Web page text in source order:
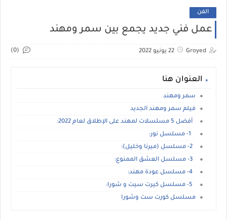
الفن
عمل فني جديد يجمع بين سمر ومهند
Groyed 22 يونيو 2022 (0)
العنوان هنا
سمر ومهند
فيلم سمر ومهند الجديد
أفضل 5 مسلسلات لمهند على الإطلاق لعام 2022:
مسلسل كورت ست وشورا